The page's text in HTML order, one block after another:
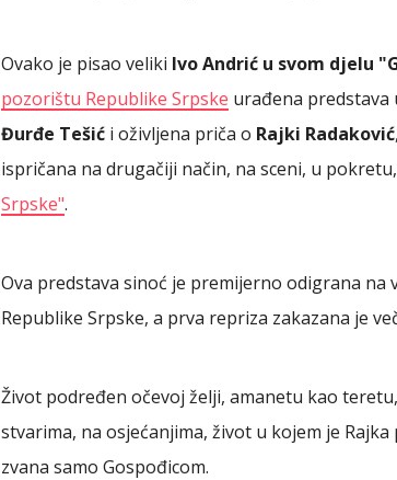
Ovako je pisao veliki Ivo Andrić u svom djelu
pozorištu Republike Srpske urađena predstava
Đurđe Tešić i oživljena priča o Rajki Radaković
ispričana na drugačiji način, na sceni, u
Srpske".
Ova predstava sinoć je premijerno odigrana
Republike Srpske, a prva repriza zakazana je
Život podređen očevoj želji, amanetu kao
stvarima, na osjećanjima, život u kojem je
zvana samo Gospođicom.